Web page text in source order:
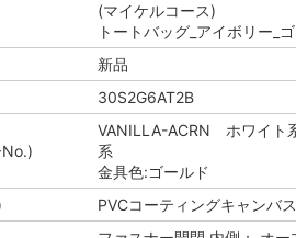
(マイケルコース)
トートバッグ_アイボリー_
新品
30S2G6AT2B
VANILLA-ACRN ホワイト
系
金具色:ゴールド
PVCコーティングキャンバス